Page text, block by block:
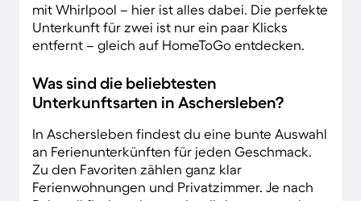
mit Whirlpool – hier ist alles dabei. Die perfekte
Unterkunft für zwei ist nur ein paar Klicks
entfernt – gleich auf HomeToGo entdecken.
Was sind die beliebtesten
Unterkunftsarten in Aschersleben?
In Aschersleben findest du eine bunte Auswahl
an Ferienunterkünften für jeden Geschmack.
Zu den Favoriten zählen ganz klar
Ferienwohnungen und Privatzimmer. Je nach